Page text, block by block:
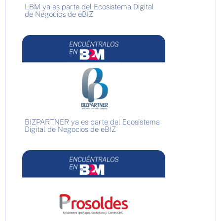
LBM ya es parte del Ecosistema Digital
de Negocios de eBIZ
BIZPARTNER ya es parte del Ecosistema
Digital de Negocios de eBIZ